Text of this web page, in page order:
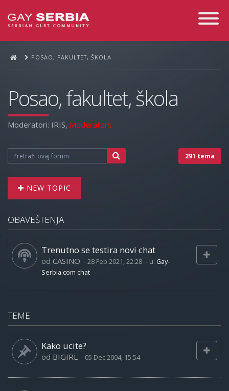
Toggle
POSAO, FAKULTET, ŠKOLA
Posao, fakultet, škola
Moderatori: IRIS, Moderators
291 tema
NEW TOPIC
OBAVEŠTENJA
Trenutno se testira novi chat
od CASINO -28 Feb 2021, 22:28 - u: Gay-
Serbia.com chat
TEME
Kako ucite?
od BIGIRL - 05 Dec 2004, 15:54